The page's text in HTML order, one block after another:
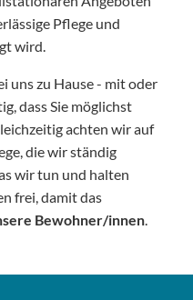
Pflege und
wird.
uns zu Hause - mit oder
dass Sie möglichst
achten wir auf
die wir ständig
wir tun und halten
frei, damit das
Bewohner/innen.